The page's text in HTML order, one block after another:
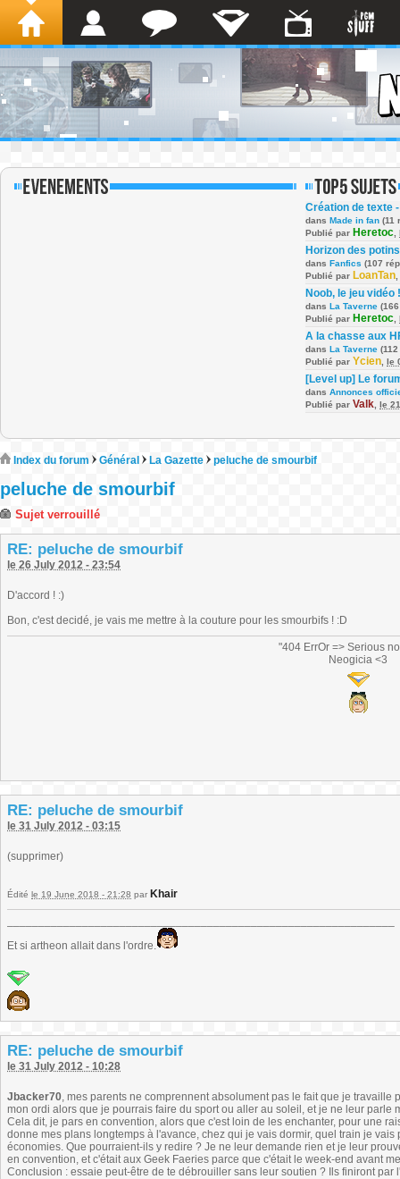
Création de texte
dans Made in fan (11
Publié par Heretoc
Horizon des potins
dans Fanfics (107
Publié par LoanTan
Noob, le jeu vidéo !
dans La Taverne
Publié par Heretoc
A la chasse aux
dans La Taverne
Publié par Ycien le
[Level up] Le
dans Annonces
Publié par Valk le
Index du forum Général La Gazette peluche de smourbif
peluche de smourbif
Sujet verrouillé
RE: peluche de smourbif
le 26 July 2012 - 23:54
D'accord ! :)
Bon, c'est decidé, je vais me mettre à la couture pour les smourbifs ! :D
"404 ErrOr => Serious
Neogicia <3
RE: peluche de smourbif
le 31 July 2012 - 03:15
(supprimer)
Édité le 19 June 2018 - 21:28 par Khair
Et si artheon allait dans l'ordre.
RE: peluche de smourbif
le 31 July 2012 - 10:28
Jbacker70, mes parents ne comprennent absolument pas le fait que je
mon ordi alors que je pourrais faire du sport ou aller au soleil, et je ne leur parle
Cela dit, je pars en convention, alors que c'est loin de les enchanter, pour une
donne mes plans longtemps à l'avance, chez qui je vais dormir, quel train je
économies. Que pourraient-ils y redire ? Je ne leur demande rien et je leur
en convention, et c'était aux Geek Faeries parce que c'était le week-end avant
Conclusion : essaie peut-être de te débrouiller sans leur soutien ? Ils finiront